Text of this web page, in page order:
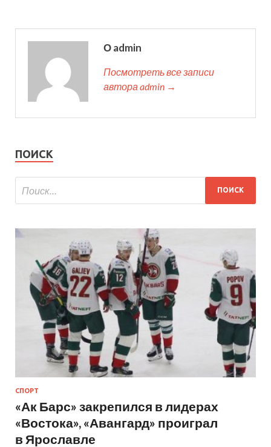
О admin
Посмотреть все записи
автора admin →
ПОИСК
СПОРТ
«Ак Барс» закрепился в лидерах
«Востока», «Авангард» проиграл
в Ярославле